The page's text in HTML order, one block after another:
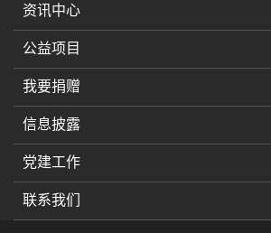
资讯中心
公益项目
我要捐赠
信息披露
党建工作
联系我们